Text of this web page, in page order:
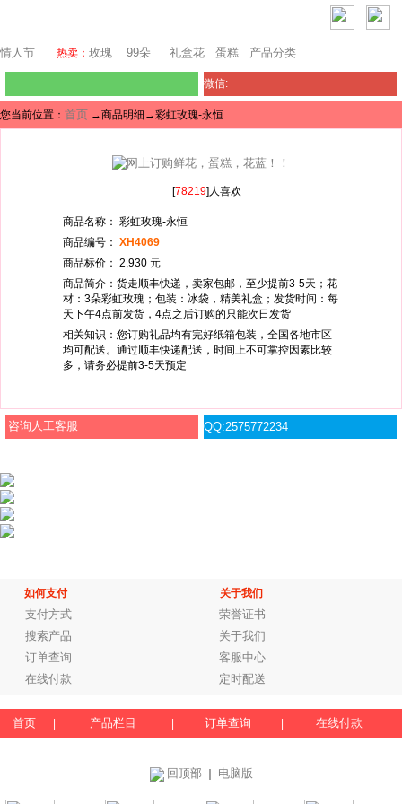
情人节 热卖： 玫瑰 99朵 礼盒花 蛋糕 产品分类
微信:
您当前位置： 首页 →商品明细→彩虹玫瑰-永恒
[78219]人喜欢
商品名称： 彩虹玫瑰-永恒
商品编号： XH4069
商品标价： 2,930 元
商品简介：货走顺丰快递，卖家包邮，至少提前3-5天；花
材：3朵彩虹玫瑰；包装：冰袋，精美礼盒；发货时间：每
天下午4点前发货，4点之后订购的只能次日发货
相关知识：您订购礼品均有完好纸箱包装，全国各地市区
均可配送。通过顺丰快递配送，时间上不可掌控因素比较
多，请务必提前3-5天预定
咨询人工客服 QQ:2575772234
如何支付 关于我们
支付方式
荣誉证书
搜索产品
关于我们
订单查询
客服中心
在线付款
定时配送
首页 产品栏目 订单查询 在线付款
回顶部 电脑版